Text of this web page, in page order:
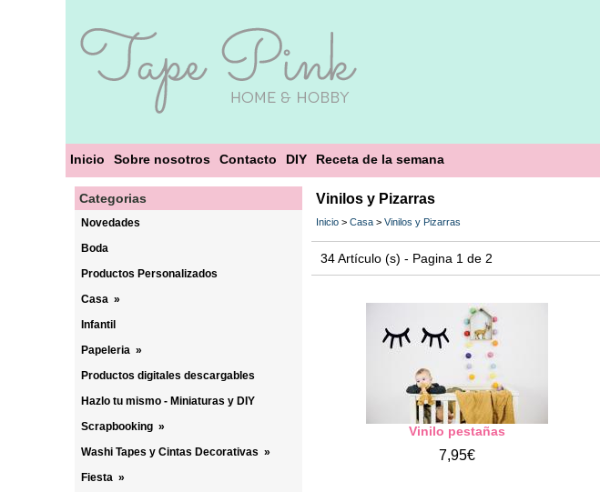
Inicio Sobre nosotros Contacto DIY Receta de la semana
Categorias
Novedades
Boda
Productos Personalizados
Casa »
Infantil
Papeleria »
Productos digitales descargables
Hazlo tu mismo - Miniaturas y DIY
Scrapbooking »
Washi Tapes y Cintas Decorativas »
Fiesta »
Vinilos y Pizarras
Inicio > Casa > Vinilos y Pizarras
34 Artículo (s) - Pagina 1 de 2
Vinilo pestañas
7,95€